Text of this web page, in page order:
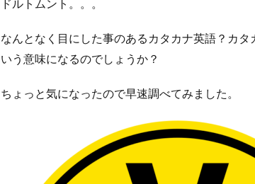
ドルトムント。。。
なんとなく目にした事のあるカタカナ英語？カ
いう意味になるのでしょうか？
ちょっと気になったので早速調べてみました。